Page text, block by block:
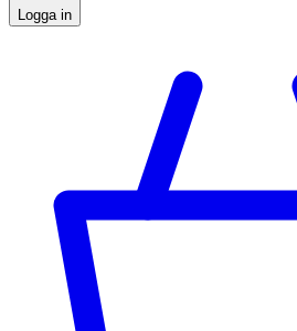
Logga in